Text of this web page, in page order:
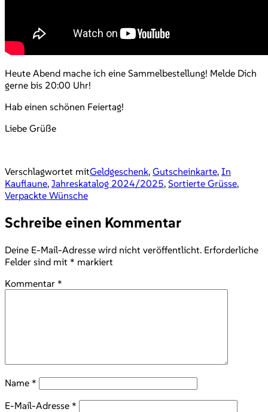
Heute Abend mache ich eine Sammelbestellung! Melde Dich
gerne bis 20:00 Uhr!
Hab einen schönen Feiertag!
Liebe Grüße
Verschlagwortet mitGeldgeschenk, Gutscheinkarte, In
Kauflaune, Jahreskatalog 2024/2025, Sortierte Grüsse,
Verpackte Wünsche
Schreibe einen Kommentar
Deine E-Mail-Adresse wird nicht veröffentlicht. Erforderliche
Felder sind mit * markiert
Kommentar *
Name *
E-Mail-Adresse *